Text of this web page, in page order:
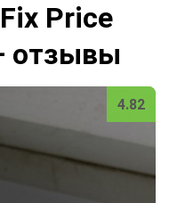
Price
отзывы
4.82